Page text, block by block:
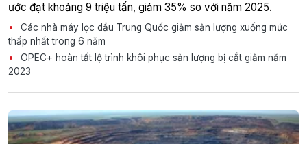
ước đạt khoảng 9 triệu tấn, giảm 35% so với năm 2025.
Các nhà máy lọc dầu Trung Quốc giảm sản lượng xuống mức
thấp nhất trong 6 năm
OPEC+ hoàn tất lộ trình khôi phục sản lượng bị cắt giảm năm
2023